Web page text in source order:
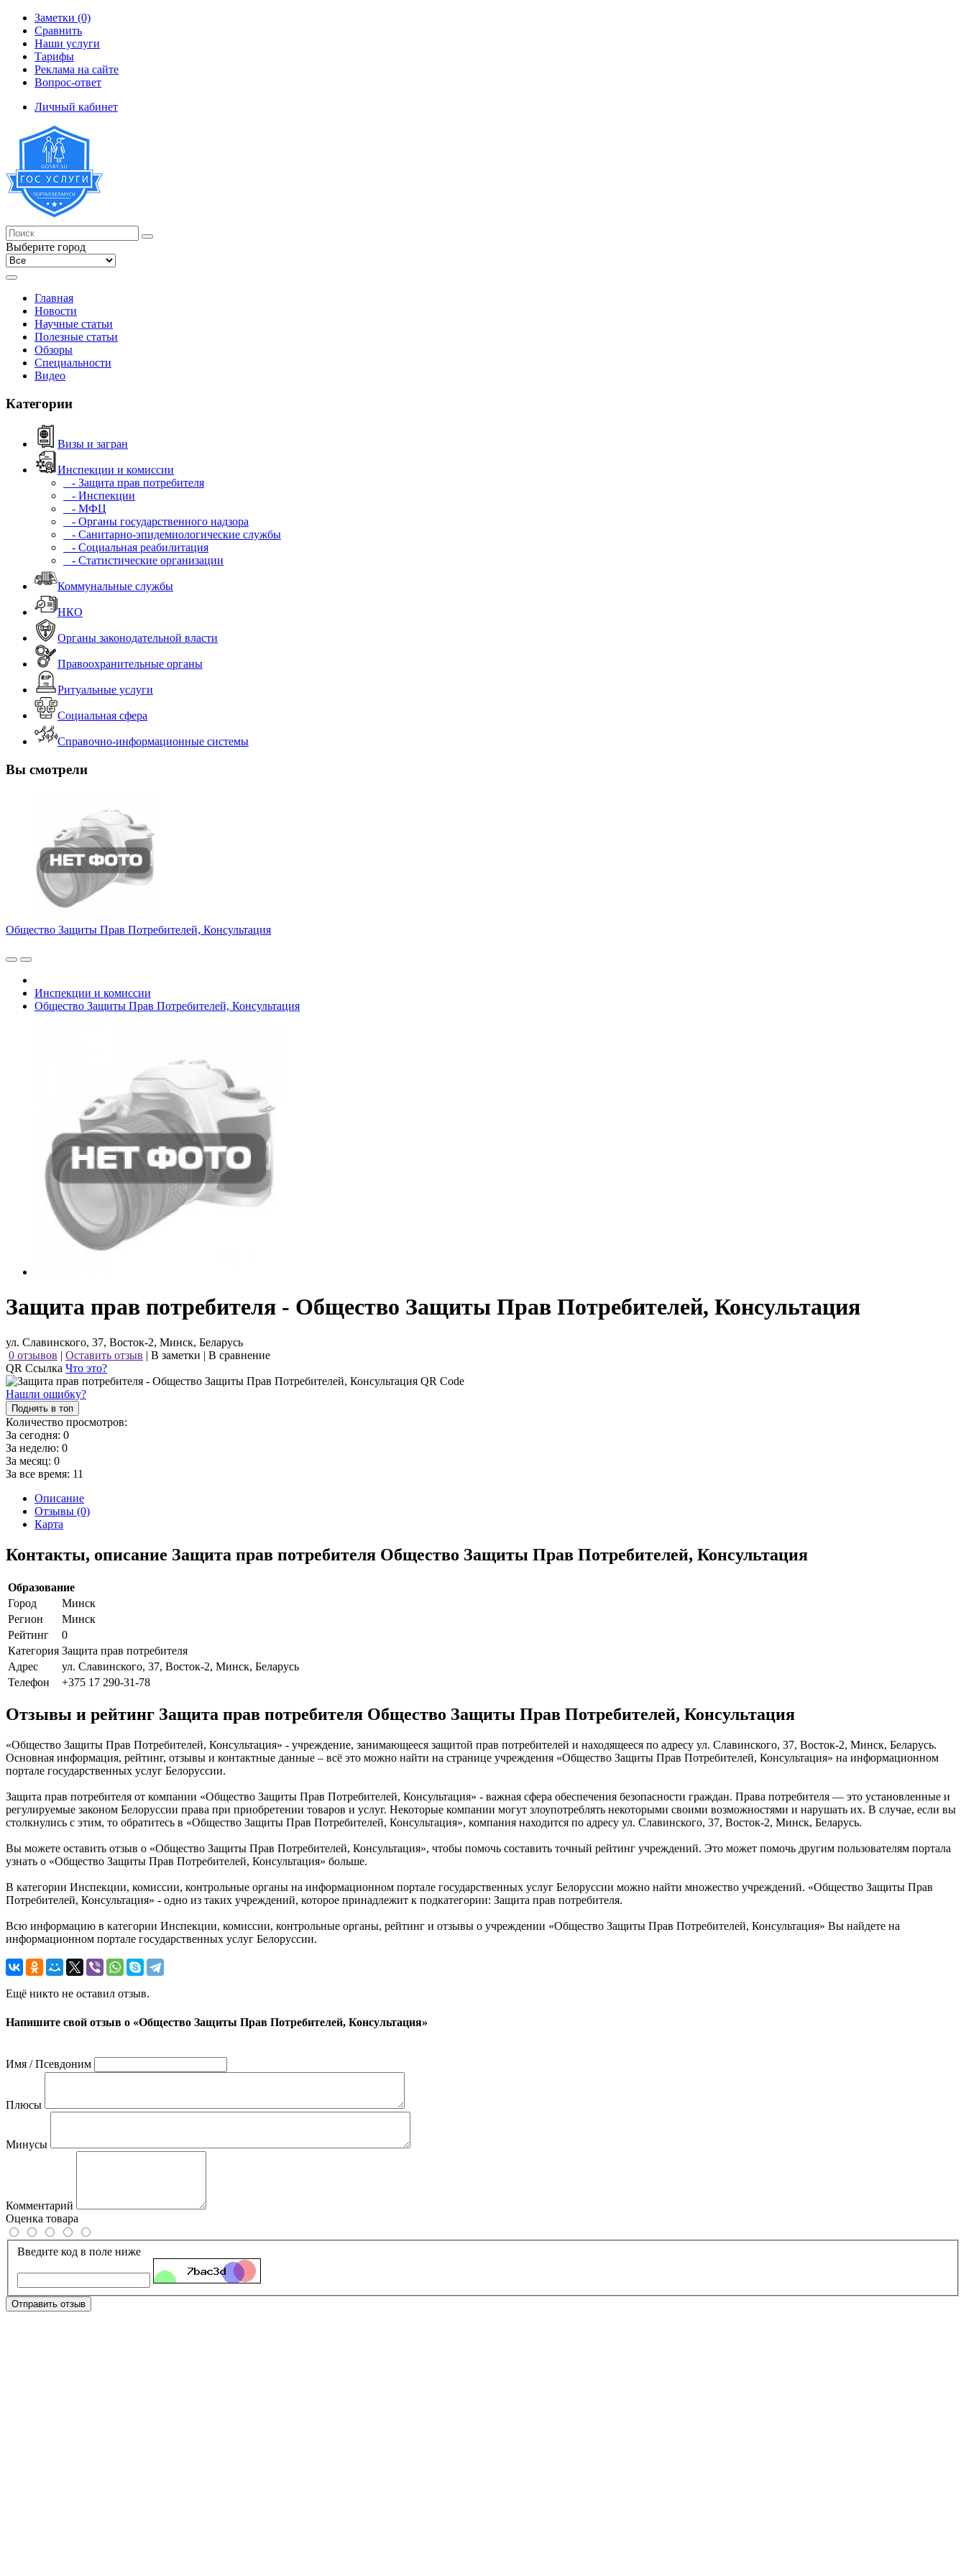
Заметки (0)
Сравнить
Наши услуги
Тарифы
Реклама на сайте
Вопрос-ответ
Личный кабинет
Выберите город
Главная
Новости
Научные статьи
Полезные статьи
Обзоры
Специальности
Видео
Категории
Визы и загран
Инспекции и комиссии
- Защита прав потребителя
- Инспекции
- МФЦ
- Органы государственного надзора
- Санитарно-эпидемиологические службы
- Социальная реабилитация
- Статистические организации
Коммунальные службы
НКО
Органы законодательной власти
Правоохранительные органы
Ритуальные услуги
Социальная сфера
Справочно-информационные системы
Вы смотрели
Общество Защиты Прав Потребителей, Консультация
Инспекции и комиссии
Общество Защиты Прав Потребителей, Консультация
Защита прав потребителя - Общество Защиты Прав Потребителей, Консультация
ул. Славинского, 37, Восток-2, Минск, Беларусь
0 отзывов | Оставить отзыв | В заметки | В сравнение
QR Ссылка Что это?
Нашли ошибку?
Поднять в топ
Количество просмотров:
За сегодня: 0
За неделю: 0
За месяц: 0
За все время: 11
Описание
Отзывы (0)
Карта
Контакты, описание Защита прав потребителя Общество Защиты Прав Потребителей, Консультация
Образование
Город
Минск
Регион
Минск
Рейтинг
0
Категория Защита прав потребителя
Адрес
ул. Славинского, 37, Восток-2, Минск, Беларусь
Телефон
+375 17 290-31-78
Отзывы и рейтинг Защита прав потребителя Общество Защиты Прав Потребителей, Консультация
«Общество Защиты Прав Потребителей, Консультация» - учреждение, занимающееся защитой прав потребителей и находящееся по адресу ул. Славинского, 37, Восток-2, Минск, Беларусь.
Основная информация, рейтинг, отзывы и контактные данные – всё это можно найти на странице учреждения «Общество Защиты Прав Потребителей, Консультация» на информационном
портале государственных услуг Белоруссии.
Защита прав потребителя от компании «Общество Защиты Прав Потребителей, Консультация» - важная сфера обеспечения безопасности граждан. Права потребителя — это установленные и
регулируемые законом Белоруссии права при приобретении товаров и услуг. Некоторые компании могут злоупотреблять некоторыми своими возможностями и нарушать их. В случае, если вы
столкнулись с этим, то обратитесь в «Общество Защиты Прав Потребителей, Консультация», компания находится по адресу ул. Славинского, 37, Восток-2, Минск, Беларусь.
Вы можете оставить отзыв о «Общество Защиты Прав Потребителей, Консультация», чтобы помочь составить точный рейтинг учреждений. Это может помочь другим пользователям портала
узнать о «Общество Защиты Прав Потребителей, Консультация» больше.
В категории Инспекции, комиссии, контрольные органы на информационном портале государственных услуг Белоруссии можно найти множество учреждений. «Общество Защиты Прав
Потребителей, Консультация» - одно из таких учреждений, которое принадлежит к подкатегории: Защита прав потребителя.
Всю информацию в категории Инспекции, комиссии, контрольные органы, рейтинг и отзывы о учреждении «Общество Защиты Прав Потребителей, Консультация» Вы найдете на
информационном портале государственных услуг Белоруссии.
Ещё никто не оставил отзыв.
Напишите свой отзыв о «Общество Защиты Прав Потребителей, Консультация»
Имя / Псевдоним
Плюсы
Минусы
Комментарий
Оценка товара
Введите код в поле ниже
Отправить отзыв